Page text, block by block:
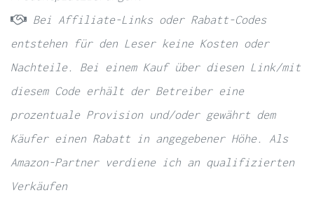
Bei Affiliate-Links oder Rabatt-Codes
entstehen für den Leser keine Kosten oder
Nachteile. Bei einem Kauf über diesen Link/mit
diesem Code erhält der Betreiber eine
prozentuale Provision und/oder gewährt dem
Käufer einen Rabatt in angegebener Höhe. Als
Amazon-Partner verdiene ich an qualifizierten
Verkäufen